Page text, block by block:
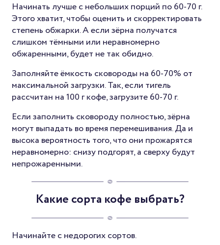
Начинать лучше с небольших порций по 60-70 г.
Этого хватит, чтобы оценить и скорректировать
степень обжарки. А если зёрна получатся
слишком тёмными или неравномерно
обжаренными, будет не так обидно.
Заполняйте ёмкость сковороды на 60-70% от
максимальной загрузки. Так, если тигель
рассчитан на 100 г кофе, загрузите 60-70 г.
Если заполнить сковороду полностью, зёрна
могут выпадать во время перемешивания. Да и
высока вероятность того, что они прожарятся
неравномерно: снизу подгорят, а сверху будут
непрожаренными.
Какие сорта кофе выбрать?
Начинайте с недорогих сортов.